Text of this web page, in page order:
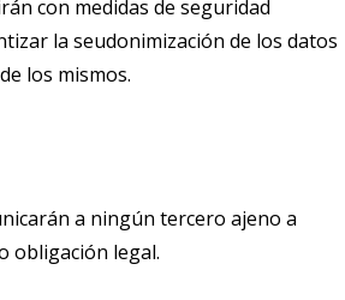
con medidas de seguridad
la seudonimización de los datos
los mismos.
a ningún tercero ajeno a
obligación legal.